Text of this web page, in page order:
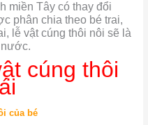
miền Tây có thay đổi
phân chia theo bé trai,
lễ vật cúng thôi nôi sẽ là
nước.
cúng thôi
của bé